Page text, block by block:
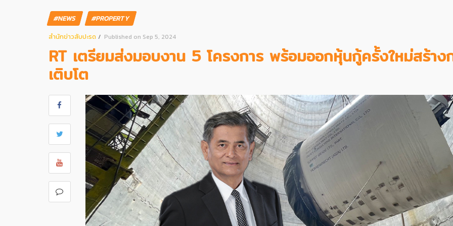
#NEWS
#PROPERTY
สํานักข่าวสับปะรด
Published on Sep 5, 2024
RT เตรียมส่งมอบงาน 5 โครงการ พร้อมออกหุ้นกู้ครั้งใหม่สร้าง
เติบโต